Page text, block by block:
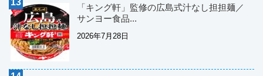
「キング軒」監修の広島式汁なし担担麺／
サンヨー食品...
2026年7月28日